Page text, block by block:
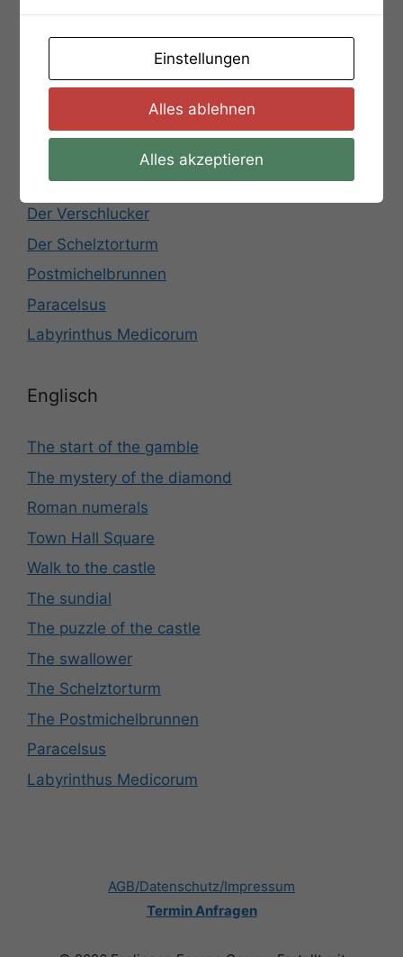
Das Rätsel der Raute
Rathausplatz
Das Rätsel der Burg
Der Verschlucker
Der Schelztorturm
Postmichelbrunnen
Paracelsus
Labyrinthus Medicorum
Englisch
The start of the gamble
The mystery of the diamond
Roman numerals
Town Hall Square
Walk to the castle
The sundial
The puzzle of the castle
The swallower
The Schelztorturm
The Postmichelbrunnen
Paracelsus
Labyrinthus Medicorum
AGB/Datenschutz/Impressum
Termin Anfragen
Einstellungen
Alles ablehnen
Alles akzeptieren